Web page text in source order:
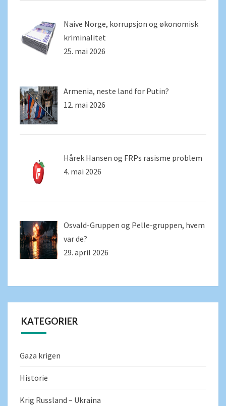
Naive Norge, korrupsjon og økonomisk
kriminalitet
25. mai 2026
Armenia, neste land for Putin?
12. mai 2026
Hårek Hansen og FRPs rasisme problem
4. mai 2026
Osvald-Gruppen og Pelle-gruppen, hvem
var de?
29. april 2026
KATEGORIER
Gaza krigen
Historie
Krig Russland – Ukraina